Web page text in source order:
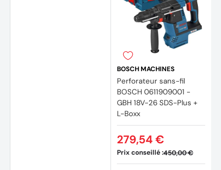
BOSCH MACHINES
Perforateur sans-fil
BOSCH 0611909001 -
GBH 18V-26 SDS-Plus +
L-Boxx
Prix conseillé :450,00 €
279,54 €